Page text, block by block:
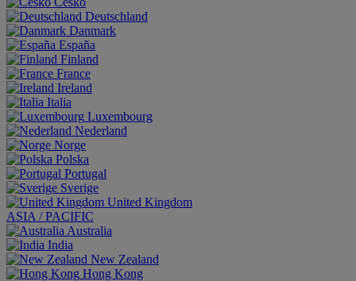
Deutschland
Danmark
España
Finland
France
Ireland
Italia
Luxembourg
Nederland
Norge
Polska
Portugal
Sverige
United Kingdom
ASIA / PACIFIC
Australia
India
New Zealand
Hong Kong